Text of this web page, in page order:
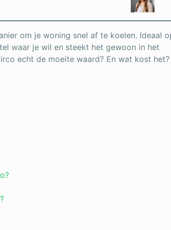
om je woning snel af te koelen. Ideaal
waar je wil en steekt het gewoon in het
echt de moeite waard? En wat kost